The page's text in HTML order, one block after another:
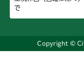
で
Copyright ©